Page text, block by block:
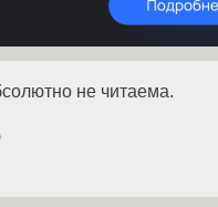
не читаема.